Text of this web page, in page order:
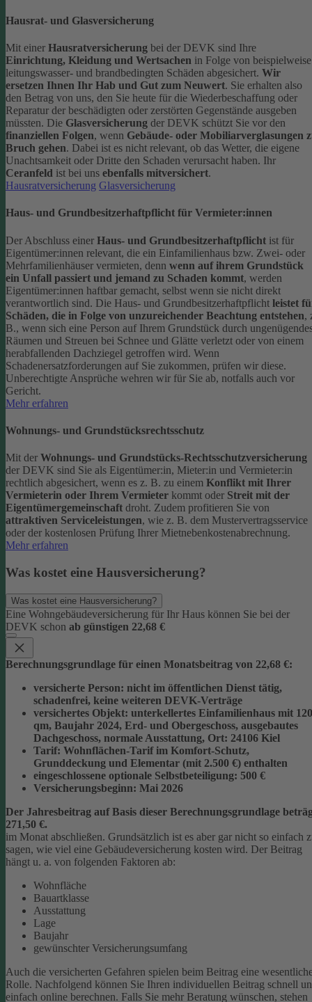
Hausrat- und Glasversicherung
Mit einer Hausratversicherung bei der DEVK sind Ihre
Einrichtung, Kleidung und Wertsachen in Folge von beispielweise
leitungswasser- und brandbedingten Schäden abgesichert. Wir
ersetzen Ihnen Ihr Hab und Gut zum Neuwert. Sie erhalten also
den Betrag von uns, den Sie heute für die Wiederbeschaffung oder
Reparatur der beschädigten oder zerstörten Gegenstände ausgeben
müssten. Die Glasversicherung der DEVK schützt Sie vor den
finanziellen Folgen, wenn Gebäude- oder Mobiliarverglasungen
Bruch gehen. Dabei ist es nicht relevant, ob das Wetter, die eigene
Unachtsamkeit oder Dritte den Schaden verursacht haben. Ihr
Ceranfeld ist bei uns ebenfalls mitversichert.
Hausratversicherung Glasversicherung
Haus- und Grundbesitzerhaftpflicht für Vermieter:innen
Der Abschluss einer Haus- und Grundbesitzerhaftpflicht ist für
Eigentümer:innen relevant, die ein Einfamilienhaus bzw. Zwei- oder
Mehrfamilienhäuser vermieten, denn wenn auf ihrem Grundstück
ein Unfall passiert und jemand zu Schaden kommt, werden
Eigentümer:innen haftbar gemacht, selbst wenn sie nicht direkt
verantwortlich sind. Die Haus- und Grundbesitzerhaftpflicht leistet
Schäden, die in Folge von unzureichender Beachtung entstehen,
B., wenn sich eine Person auf Ihrem Grundstück durch
Räumen und Streuen bei Schnee und Glätte verletzt oder von einem
herabfallenden Dachziegel getroffen wird. Wenn
Schadenersatzforderungen auf Sie zukommen, prüfen wir diese.
Unberechtigte Ansprüche wehren wir für Sie ab, notfalls auch vor
Gericht.
Mehr erfahren
Wohnungs- und Grundstücksrechtsschutz
Mit der Wohnungs- und Grundstücks-Rechtsschutzversicherung
der DEVK sind Sie als Eigentümer:in, Mieter:in und Vermieter:in
rechtlich abgesichert, wenn es z. B. zu einem Konflikt mit Ihrer
Vermieterin oder Ihrem Vermieter kommt oder Streit mit der
Eigentümergemeinschaft droht. Zudem profitieren Sie von
attraktiven Serviceleistungen, wie z. B. dem Mustervertragsservice
oder der kostenlosen Prüfung Ihrer Mietnebenkostenabrechnung.
Mehr erfahren
Was kostet eine Hausversicherung?
Was kostet eine Hausversicherung?
Eine Wohngebäudeversicherung für Ihr Haus können Sie bei der
DEVK schon ab günstigen 22,68 €
Berechnungsgrundlage für einen Monatsbeitrag von 22,68 €:
versicherte Person: nicht im öffentlichen Dienst tätig,
schadenfrei, keine weiteren DEVK-Verträge
versichertes Objekt: unterkellertes Einfamilienhaus mit 120
qm, Baujahr 2024, Erd- und Obergeschoss, ausgebautes
Dachgeschoss, normale Ausstattung, Ort: 24106 Kiel
Tarif: Wohnflächen-Tarif im Komfort-Schutz,
Grunddeckung und Elementar (mit 2.500 €) enthalten
eingeschlossene optionale Selbstbeteiligung: 500 €
Versicherungsbeginn: Mai 2026
Der Jahresbeitrag auf Basis dieser Berechnungsgrundlage
271,50 €.
im Monat abschließen. Grundsätzlich ist es aber gar nicht so einfach
sagen, wie viel eine Gebäudeversicherung kosten wird. Der Beitrag
hängt u. a. von folgenden Faktoren ab:
Wohnfläche
Bauartklasse
Ausstattung
Lage
Baujahr
gewünschter Versicherungsumfang
Auch die versicherten Gefahren spielen beim Beitrag eine
Rolle. Nachfolgend können Sie Ihren individuellen Beitrag schnell
einfach online berechnen. Falls Sie mehr Beratung wünschen, stehen